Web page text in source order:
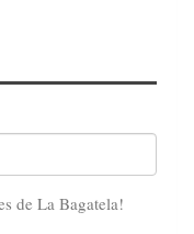
de La Bagatela!